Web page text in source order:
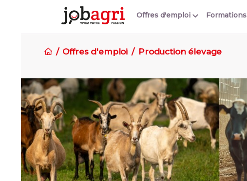
Offres d'emploi Formations
Offres d'emploi Production élevage